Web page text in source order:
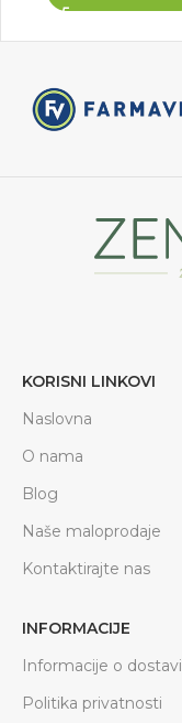
KORISNI LINKOVI
Naslovna
O nama
Blog
Naše maloprodaje
Kontaktirajte nas
INFORMACIJE
Informacije o dostavi
Politika privatnosti